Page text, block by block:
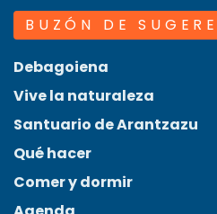
BUZÓN DE
Debagoiena
Vive la naturaleza
Santuario de Arantzazu
Qué hacer
Comer y dormir